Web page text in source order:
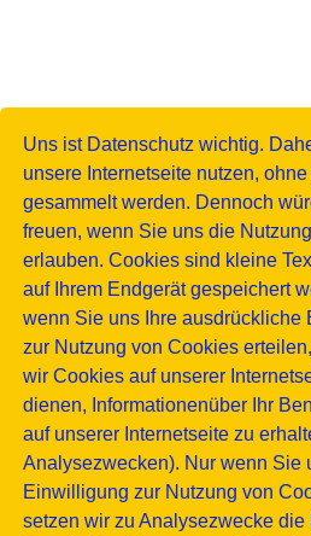
Uns ist Datenschutz wichtig.
unsere Internetseite nutzen,
gesammelt werden. Dennoch
freuen, wenn Sie uns die
erlauben. Cookies sind kleine
auf Ihrem Endgerät gespeichert
wenn Sie uns Ihre ausdrückliche
zur Nutzung von Cookies
wir Cookies auf unserer
dienen, Informationenüber Ihr
auf unserer Internetseite zu
Analysezwecken). Nur wenn Sie
Einwilligung zur Nutzung von
setzen wir zu Analysezwecke die